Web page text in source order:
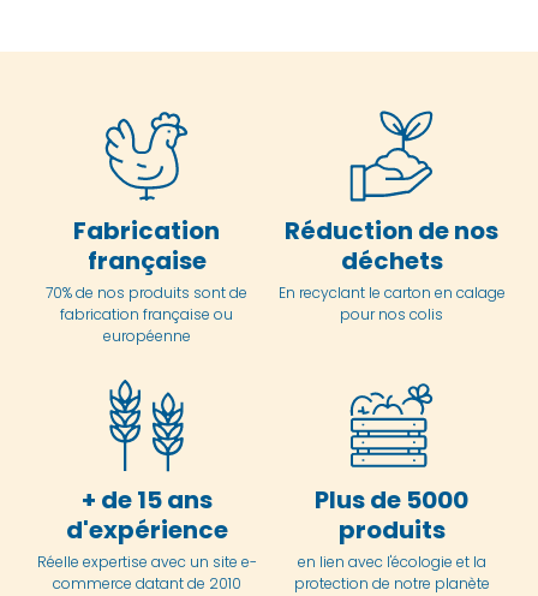
Fabrication
française
70% de nos produits sont de
fabrication française ou
européenne
Réduction de nos
déchets
En recyclant le carton en calage
pour nos colis
+ de 15 ans
d'expérience
Réelle expertise avec un site e-
commerce datant de 2010
Plus de 5000
produits
en lien avec l'écologie et la
protection de notre planète